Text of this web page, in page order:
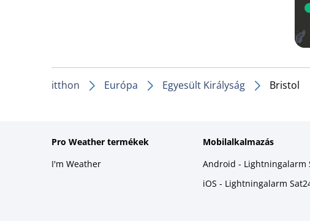
itthon Európa Egyesült Királyság Bristol
Pro Weather termékek
I'm Weather
Mobilalkalmazás
Android - Lightningalarm
iOS - Lightningalarm